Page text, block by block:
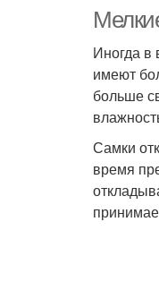
Иногда в
имеют
больше
Самки
время